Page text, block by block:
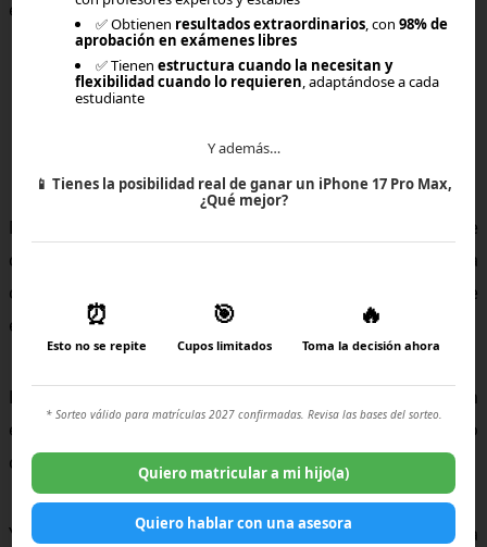
educativo.
muchas personas imaginan
Muchas veces, quienes observan la educación online
desde fuera creen que implica una experiencia
completamente improvisada o dependiente
exclusivamente de la familia.
Pero en la práctica, muchos modelos funcionan con
estructuras bastante organizadas y acompañamiento
constante.
Y eso cambia completamente la experiencia para
✅ Obtienen resultados extraordinarios, con98% de
aprobación en exámenes libres
✅ Tienenestructura cuando la necesitan y
flexibilidad cuando lo requieren, adaptándose a cada
estudiante
Y además…
📱 Tienes la posibilidad real de ganar un iPhone 17 Pro Max,
¿Qué mejor?
⏰
Esto no se repite
🎯
Cupos limitados
🔥
Toma la decisión ahora
* Sorteo válido para matrículas 2027 confirmadas. Revisa las bases del sorteo.
Quiero matricular a mi hijo(a)
Quiero hablar con una asesora